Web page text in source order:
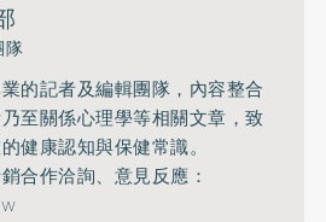
隊
的記者及編輯團隊，內容整合
至關係心理學等相關文章，致
健康認知與保健常識。
合作洽詢、意見反應：